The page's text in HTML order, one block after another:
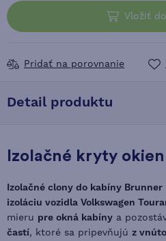
Vložiť
Pridať na porovnanie
Detail produktu
Izolačné kryty
Izolačné clony do kabíny Brunner
izoláciu vozidla Volkswagen
mieru pre okná kabíny a
častí, ktoré sa pripevňujú z